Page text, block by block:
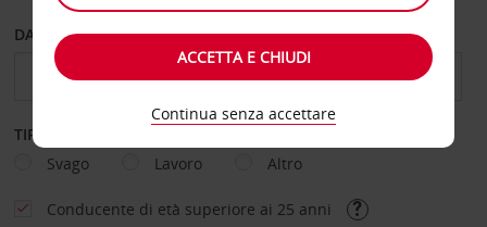
DAL GIORNO AL GIORNO
TIPOLOGIA DI NOLEGGIO
Svago
Lavoro Altro
Conducente di età superiore ai 25 anni
ACCETTA E CHIUDI
Continua senza accettare